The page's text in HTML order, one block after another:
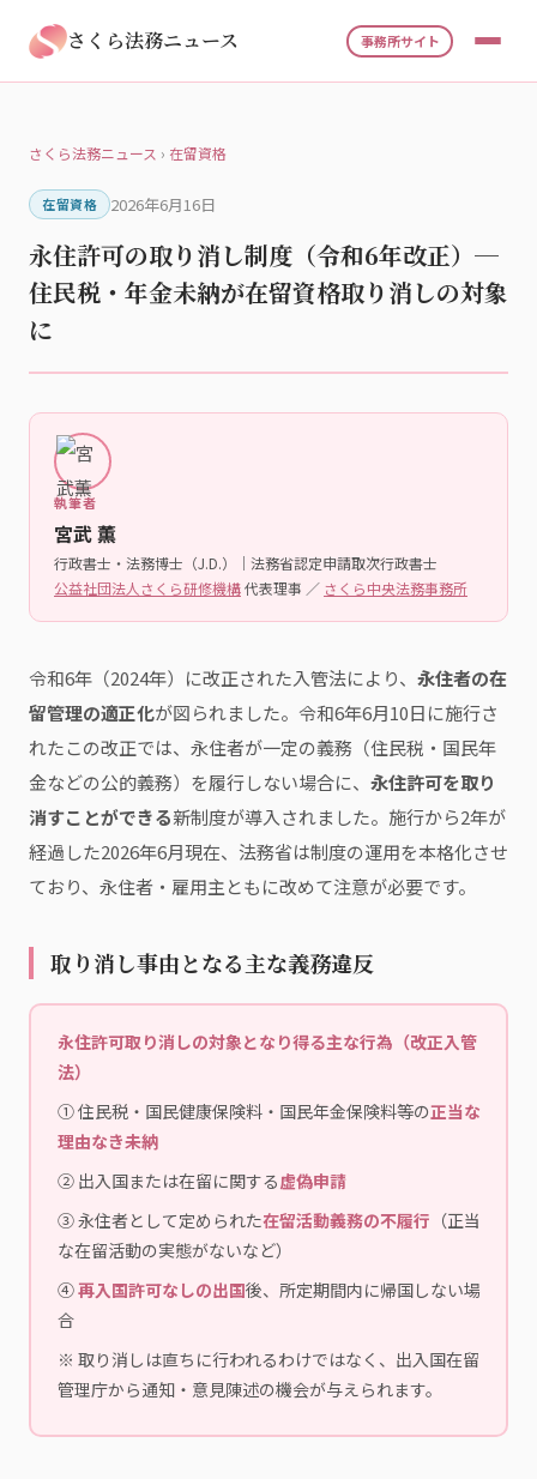
さくら法務ニュース 事務所サイト
さくら法務ニュース › 在留資格
在留資格 2026年6月16日
永住許可の取り消し制度（令和6年改正）─
住民税・年金未納が在留資格取り消しの対象
に
執筆者
宮武 薫
行政書士・法務博士（J.D.）｜法務省認定申請取次行政書士
公益社団法人さくら研修機構代表理事 ／ さくら中央法務事務所
令和6年（2024年）に改正された入管法により、 永住者の在
留管理の適正化が図られました。令和6年6月10日に施行さ
れたこの改正では、永住者が一定の義務（住民税・国民年
金などの公的義務）を履行しない場合に、 永住許可を取り
消すことができる新制度が導入されました。施行から2年が
経過した2026年6月現在、法務省は制度の運用を本格化させ
ており、永住者・雇用主ともに改めて注意が必要です。
取り消し事由となる主な義務違反
永住許可取り消しの対象となり得る主な行為（改正入管
法）
① 住民税・国民健康保険料・国民年金保険料等の正当な
理由なき未納
② 出入国または在留に関する虚偽申請
③ 永住者として定められた在留活動義務の不履行 （正当
な在留活動の実態がないなど）
④再入国許可なしの出国後、所定期間内に帰国しない場
合
※ 取り消しは直ちに行われるわけではなく、出入国在留
管理庁から通知・意見陳述の機会が与えられます。